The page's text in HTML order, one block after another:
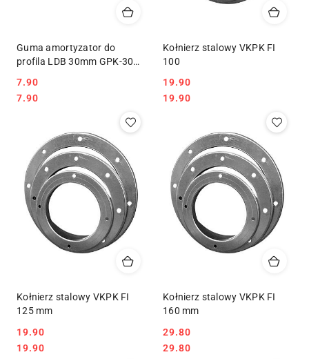
Guma amortyzator do
profila LDB 30mm GPK-30
Cena:
7.90
Cena:
7.90
Kołnierz stalowy VKPK FI
100
Cena:
19.90
Cena:
19.90
Kołnierz stalowy VKPK FI
125 mm
Cena:
19.90
Cena:
19.90
Kołnierz stalowy VKPK FI
160 mm
Cena:
29.80
Cena:
29.80